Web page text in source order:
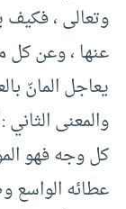
وتعالى ، فكيف
عنها ، وعن كل
يعاجل المانّ
والمعنى
كل وجه فهو
عطائه الواسع